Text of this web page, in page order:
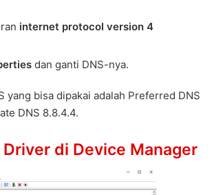
internet protocol version 4
dan ganti DNS-nya.
yang bisa dipakai adalah Preferred DNS
DNS 8.8.4.4.
di Device Manager